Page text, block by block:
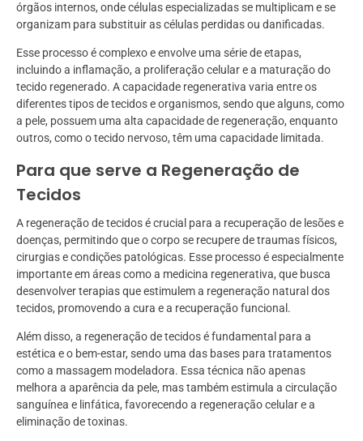
órgãos internos, onde células especializadas se multiplicam e se
organizam para substituir as células perdidas ou danificadas.
Esse processo é complexo e envolve uma série de etapas,
incluindo a inflamação, a proliferação celular e a maturação do
tecido regenerado. A capacidade regenerativa varia entre os
diferentes tipos de tecidos e organismos, sendo que alguns, como
a pele, possuem uma alta capacidade de regeneração, enquanto
outros, como o tecido nervoso, têm uma capacidade limitada.
Para que serve a Regeneração de
Tecidos
A regeneração de tecidos é crucial para a recuperação de lesões e
doenças, permitindo que o corpo se recupere de traumas físicos,
cirurgias e condições patológicas. Esse processo é especialmente
importante em áreas como a medicina regenerativa, que busca
desenvolver terapias que estimulem a regeneração natural dos
tecidos, promovendo a cura e a recuperação funcional.
Além disso, a regeneração de tecidos é fundamental para a
estética e o bem-estar, sendo uma das bases para tratamentos
como a massagem modeladora. Essa técnica não apenas
melhora a aparência da pele, mas também estimula a circulação
sanguínea e linfática, favorecendo a regeneração celular e a
eliminação de toxinas.